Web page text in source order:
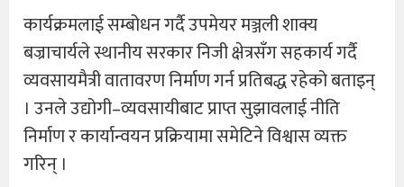
कार्यक्रमलाई सम्बोधन गर्दै उपमेयर मञ्जली शाक्य
बज्राचार्यले स्थानीय सरकार निजी क्षेत्रसँग सहकार्य गर्दै
व्यवसायमैत्री वातावरण निर्माण गर्न प्रतिबद्ध रहेको बताइन्
। उनले उद्योगी–व्यवसायीबाट प्राप्त सुझावलाई नीति
निर्माण र कार्यान्वयन प्रक्रियामा समेटिने विश्वास व्यक्त
गरिन् ।